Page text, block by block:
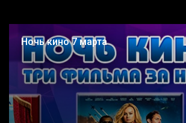
Ночь кино 7 марта